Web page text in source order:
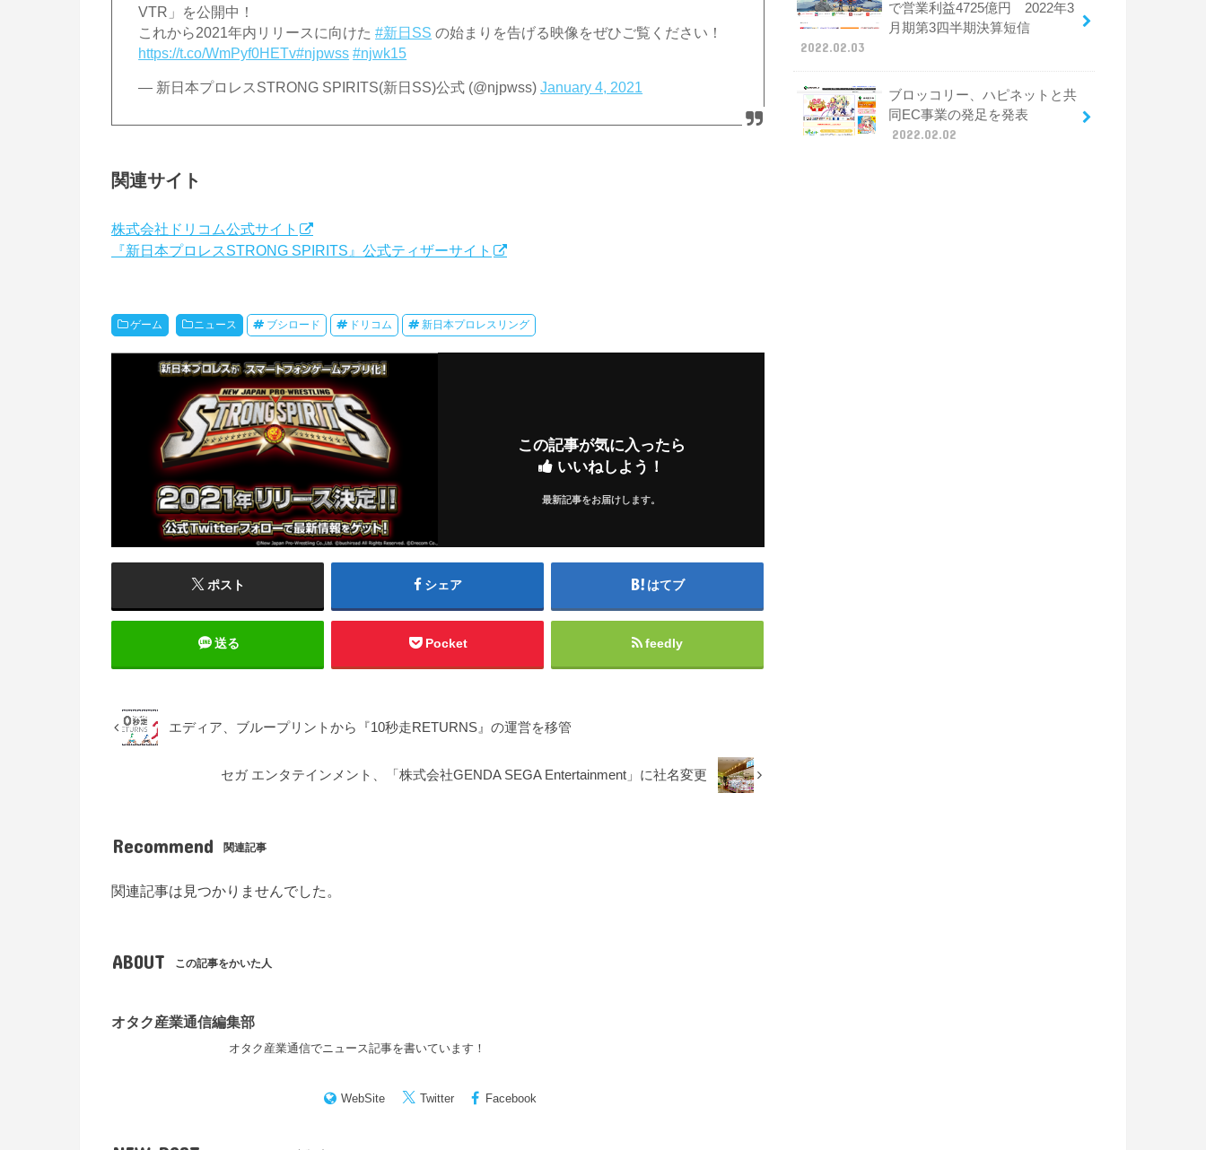
VTR」を公開中！
これから2021年内リリースに向けた#新日SS の始まりを告げる映像をぜひご覧ください！
https://t.co/WmPyf0HETv#njpwss #njwk15
— 新日本プロレスSTRONG SPIRITS(新日SS)公式 (@njpwss)January 4, 2021
関連サイト
株式会社ドリコム公式サイト
『新日本プロレスSTRONG SPIRITS』公式ティザーサイト
ゲーム ニュース ブシロード ドリコム 新日本プロレスリング
この記事が気に入ったら
いいねしよう！
最新記事をお届けします。
ポスト シェア はてブ
送る Pocket feedly
エディア、ブループリントから『10秒走RETURNS』の運営を移管
セガ エンタテインメント、「株式会社GENDA SEGA Entertainment」に社名変更
Recommend 関連記事
関連記事は見つかりませんでした。
ABOUT この記事をかいた人
オタク産業通信編集部
オタク産業通信でニュース記事を書いています！
WebSite Twitter Facebook
で営業利益4725億円 2022年3
月期第3四半期決算短信
2022.02.03
ブロッコリー、ハピネットと共
同EC事業の発足を発表
2022.02.02